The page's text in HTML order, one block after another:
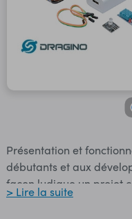
Présentation et fonctionnalités : Kit IoT
débutants et aux
façon ludique un projet connecté
d'établir une
> Lire la suite